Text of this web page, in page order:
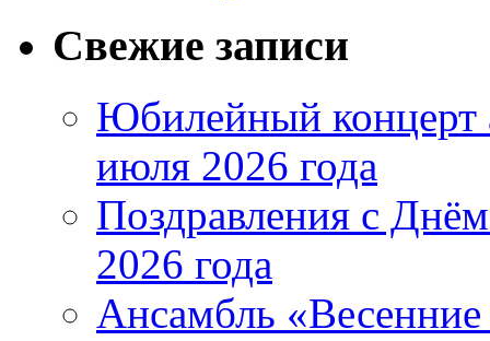
Свежие записи
Юбилейный концерт
июля 2026 года
Поздравления с
2026 года
Ансамбль «Весенние